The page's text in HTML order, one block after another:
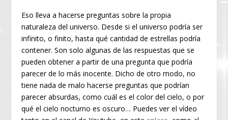
Eso lleva a hacerse preguntas sobre la propia
naturaleza del universo. Desde si el universo podría ser
infinito, o finito, hasta qué cantidad de estrellas podría
contener. Son solo algunas de las respuestas que se
pueden obtener a partir de una pregunta que podría
parecer de lo más inocente. Dicho de otro modo, no
tiene nada de malo hacerse preguntas que podrían
parecer absurdas, como cuál es el color del cielo, o por
qué el cielo nocturno es oscuro… Puedes ver el vídeo